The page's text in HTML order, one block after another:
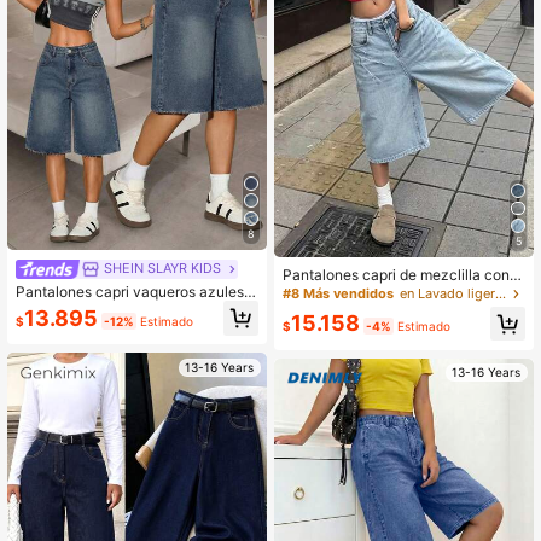
8
SHEIN SLAYR KIDS
Pantalones capri vaqueros azules d
e corte holgado para adolescentes
$13.895 -12% Estimado
13-16 Years
5
Pantalones capri de mezclilla con b
olsillos y cremallera, sueltos y versá
#8 Más vendidos en Lavado ligero Pantalones cortos de mezclilla pa
$15.158 -4% Estimado
13-16 Years